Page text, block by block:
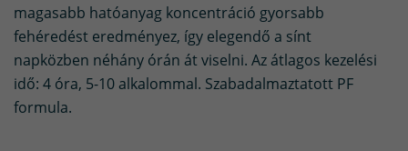
magasabb hatóanyag koncentráció gyorsabb
fehéredést eredményez, így elegendő a sínt
napközben néhány órán át viselni. Az átlagos kezelési
idő: 4 óra, 5-10 alkalommal. Szabadalmaztatott PF
formula.